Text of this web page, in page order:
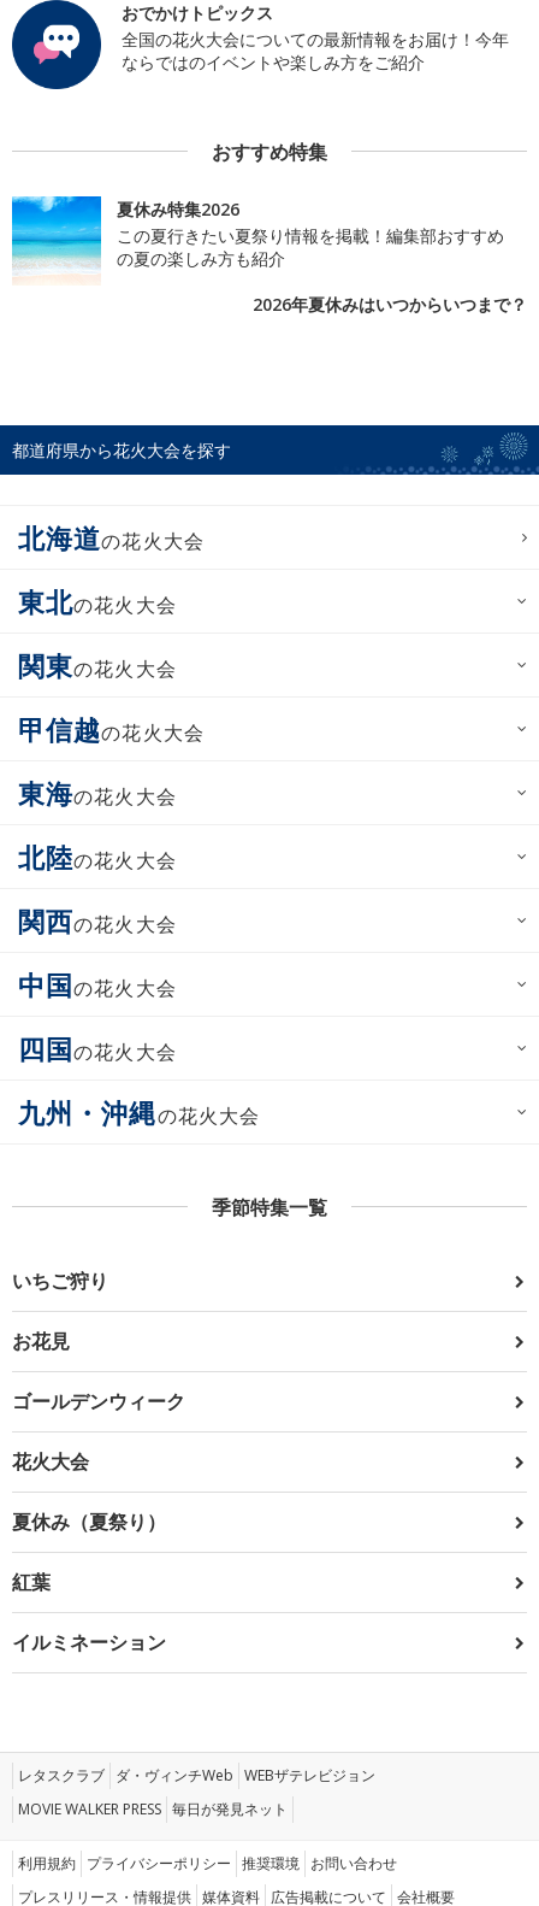
おでかけトピックス
全国の花火大会についての最新情報をお届け！今年
ならではのイベントや楽しみ方をご紹介
おすすめ特集
夏休み特集2026
この夏行きたい夏祭り情報を掲載！編集部おすすめ
の夏の楽しみ方も紹介
2026年夏休みはいつからいつまで？
都道府県から花火大会を探す
北海道の花火大会
東北の花火大会
関東の花火大会
甲信越の花火大会
東海の花火大会
北陸の花火大会
関西の花火大会
中国の花火大会
四国の花火大会
九州・沖縄の花火大会
季節特集一覧
いちご狩り
お花見
ゴールデンウィーク
花火大会
夏休み（夏祭り）
紅葉
イルミネーション
レタスクラブ ダ・ヴィンチWeb WEBザテレビジョン
MOVIE WALKER PRESS 毎日が発見ネット
利用規約 プライバシーポリシー 推奨環境 お問い合わせ
プレスリリース・情報提供 媒体資料 広告掲載について 会社概要